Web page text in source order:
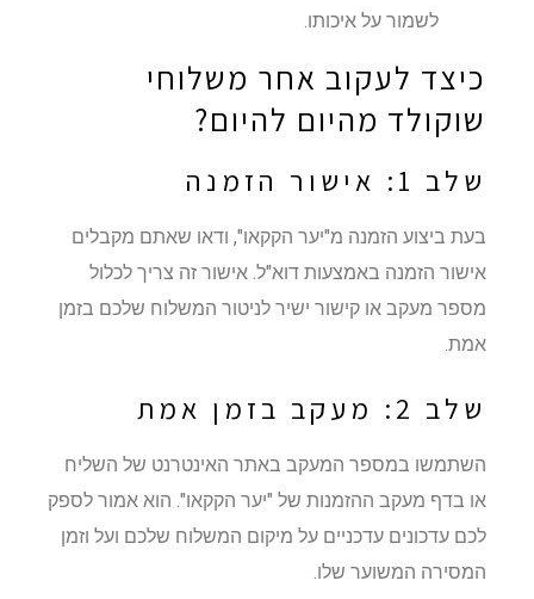
לשמור על איכותו.
כיצד לעקוב אחר משלוחי
שוקולד מהיום להיום?
שלב 1: אישור הזמנה
בעת ביצוע הזמנה מ"יער הקקאו", ודאו שאתם מקבלים
אישור הזמנה באמצעות דוא"ל. אישור זה צריך לכלול
מספר מעקב או קישור ישיר לניטור המשלוח שלכם בזמן
אמת.
שלב 2: מעקב בזמן אמת
השתמשו במספר המעקב באתר האינטרנט של השליח
או בדף מעקב ההזמנות של "יער הקקאו". הוא אמור לספק
לכם עדכונים עדכניים על מיקום המשלוח שלכם ועל וזמן
המסירה המשוער שלו.